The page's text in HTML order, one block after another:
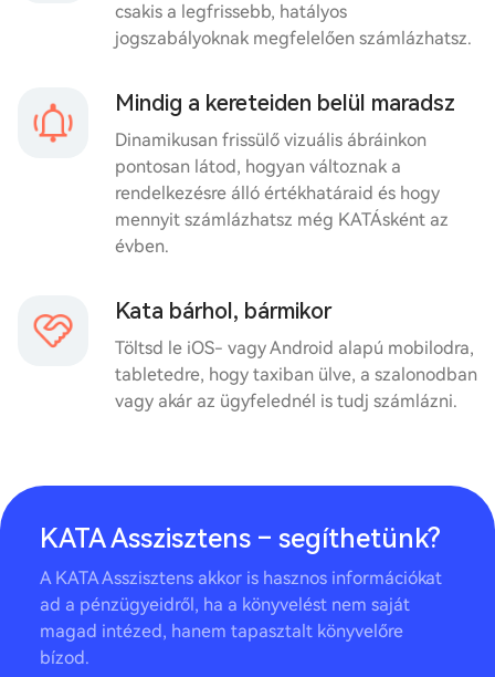
csakis a legfrissebb, hatályos
jogszabályoknak megfelelően számlázhatsz.
Mindig a kereteiden belül maradsz
Dinamikusan frissülő vizuális ábráinkon
pontosan látod, hogyan változnak a
rendelkezésre álló értékhatáraid és hogy
mennyit számlázhatsz még KATÁsként az
évben.
Kata bárhol, bármikor
Töltsd le iOS- vagy Android alapú mobilodra,
tabletedre, hogy taxiban ülve, a szalonodban
vagy akár az ügyfelednél is tudj számlázni.
KATA Asszisztens – segíthetünk?
A KATA Asszisztens akkor is hasznos információkat
ad a pénzügyeidről, ha a könyvelést nem saját
magad intézed, hanem tapasztalt könyvelőre
bízod.